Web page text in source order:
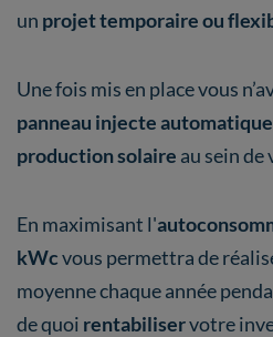
un projet temporaire ou
Une fois mis en place vous
panneau injecte
production solaire au sein
En maximisant l'
kWcvous permettra de
moyenne chaque année
de quoi rentabiliservotre